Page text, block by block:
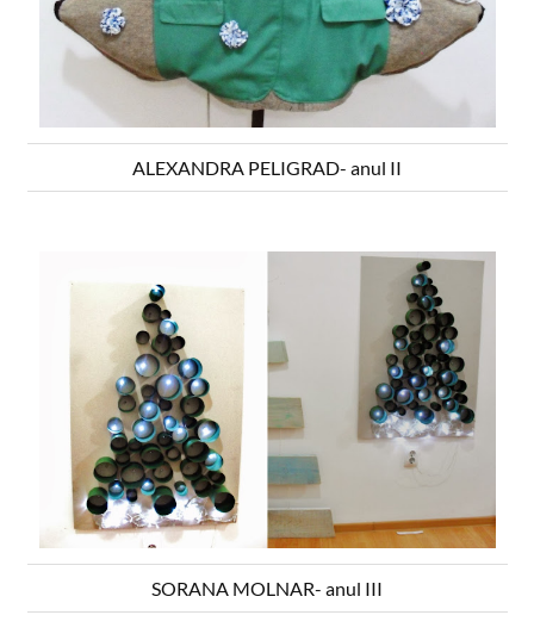
ALEXANDRA PELIGRAD- anul II
SORANA MOLNAR- anul III